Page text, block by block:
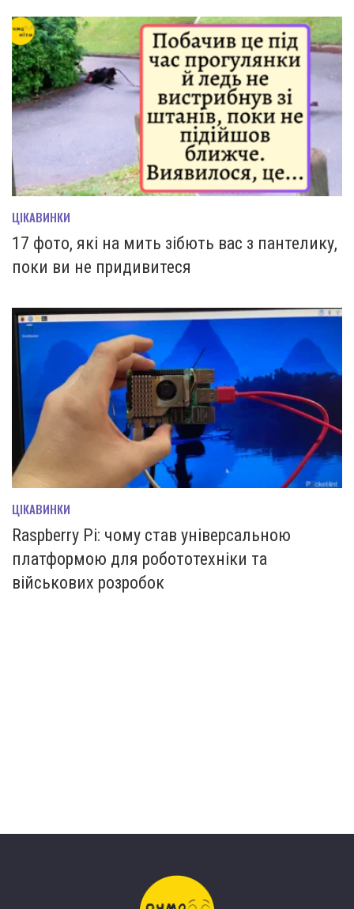
ЦІКАВИНКИ
17 фото, які на мить зiбють вас з пантелику,
поки ви не придивитеся
ЦІКАВИНКИ
Raspberry Pi: чому став універсальною
платформою для робототехніки та
військових розробок